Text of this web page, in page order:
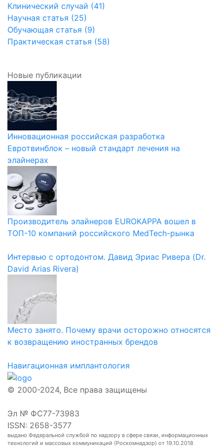
Клинический случай (41)
Научная статья (25)
Обучающая статья (9)
Практическая статья (58)
Новые публикации
Инновационная российская разработка
Евротвинблок – новый стандарт лечения на
элайнерах
Производитель элайнеров EUROKAPPA вошел в
ТОП-10 компаний российского MedTech-рынка
Интервью с ортодонтом. Давид Эриас Ривера (Dr.
David Arias Rivera)
Место занято. Почему врачи осторожно относятся
к возвращению иностранных брендов
Навигационная имплантология
© 2000-2024, Все права защищены
Эл № ФС77-73983
ISSN: 2658-3577
выдано Федеральной службой по надзору в сфере связи, информационных
технологий и массовых коммуникаций (Роскомнадзор) от 19.10.2018